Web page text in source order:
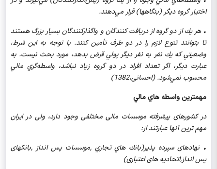
اختيار گروه ديگر (بنگاهها) قرار ميدهند.
•هر يك از دو گروه از دريافت كنندگان و واگذاركنندگان بسيار بزرگ هستند
تا بتوانند تنوع لازم را در دو طرف تأمين كنند. با توجه به اين شرط،
وضعيتي كه يك نفر به نفر ديگر پولي قرض بدهد، مورد بحث نيست. به
عبارت ديگر، اگر تعداد افراد در دو گروه زياد نباشد، واسطه‌گري مالي
محسوب نميشود. (احسانی،1382)
مهمترين واسطه هاي مالي
در کشورهای پیشرفته موسسات مالی مختلفی وجود دارد، ولی در ایران
مهم ترین آنها عبارتند از:
• نهادهای سپرده پذیر(بانك هاي تجاري ,موسسات پس انداز ,بانکهای
پس انداز,اتحادیه های اعتباری)